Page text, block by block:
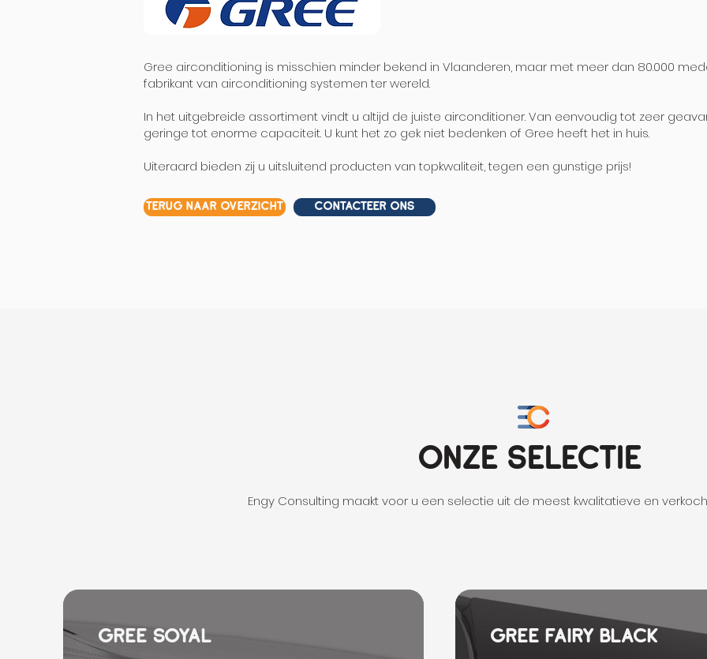
Gree airconditioning is misschien minder bekend in Vlaanderen, maar met meer dan 80.000
fabrikant van airconditioning systemen ter wereld.
In het uitgebreide assortiment vindt u altijd de juiste airconditioner. Van eenvoudig tot zeer
geringe tot enorme capaciteit. U kunt het zo gek niet bedenken of Gree heeft het in huis.
Uiteraard bieden zij u uitsluitend producten van topkwaliteit, tegen een gunstige prijs!
terug naar overzicht Contacteer ons
onze selectie
Engy Consulting maakt voor u een selectie uit de meest kwalitatieve en
GREE SOYAL GREE FAIRY BLACK